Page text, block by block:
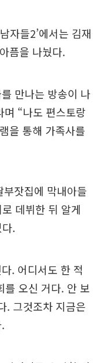
자들2’에서는 김재
픔을 나눴다.
만나는 방송이 나
“나도 편스토랑
을 통해 가족사를
잣집에 막내아들
데뷔한 뒤 알게
.
. 어디서도 한 적
를 오신 거다. 안 보
. 그것조차 지금은